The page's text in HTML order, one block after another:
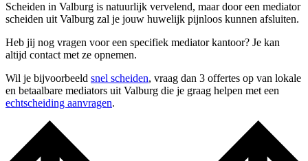
Scheiden in Valburg is natuurlijk vervelend, maar door een mediator
scheiden uit Valburg zal je jouw huwelijk pijnloos kunnen afsluiten.
Heb jij nog vragen voor een specifiek mediator kantoor? Je kan
altijd contact met ze opnemen.
Wil je bijvoorbeeld snel scheiden, vraag dan 3 offertes op van lokale
en betaalbare mediators uit Valburg die je graag helpen met een
echtscheiding aanvragen.